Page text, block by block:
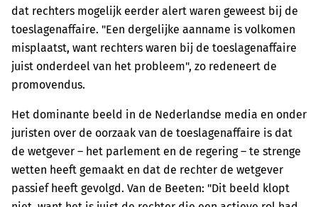
dat rechters mogelijk eerder alert waren geweest bij de
toeslagenaffaire. "Een dergelijke aanname is volkomen
misplaatst, want rechters waren bij de toeslagenaffaire
juist onderdeel van het probleem", zo redeneert de
promovendus.
Het dominante beeld in de Nederlandse media en onder
juristen over de oorzaak van de toeslagenaffaire is dat
de wetgever – het parlement en de regering – te strenge
wetten heeft gemaakt en dat de rechter de wetgever
passief heeft gevolgd. Van de Beeten: "Dit beeld klopt